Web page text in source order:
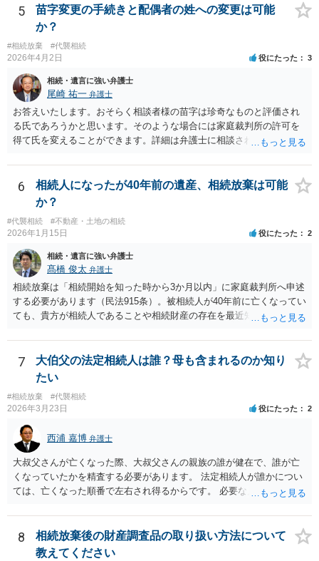
会申請者の本人確認資料のほか、被相続人の相続関係の戸籍謄本類や
債権の存在を示す証拠資料などが必要になります。裁判所ウェブサイ
トで案内されていることが多いので、管轄裁判所のホームページを確
認してみてください。
5
苗字変更の手続きと配偶者の姓への変更は可能
か？
#相続放棄 #代襲相続
2026年4月2日 役にたった 3
相続・遺言に強い弁護士
尾崎 祐一 弁護士
お答えいたします。おそらく相談者様の苗字は珍奇なものと評価され
る氏であろうかと思います。そのような場合には家庭裁判所の許可を
得て氏を変えることができます。詳細は弁護士に相談されるのが宜し
6
相続人になったが40年前の遺産、相続放棄は可能
か？
#代襲相続 #不動産・土地の相続
2026年1月15日 役にたった 2
相続・遺言に強い弁護士
髙橋 俊太 弁護士
相続放棄は「相続開始を知った時から3か月以内」に家庭裁判所へ申述
する必要があります（民法915条）。被相続人が40年前に亡くなってい
ても、貴方が相続人であることや相続財産の存在を最近知ったのであ
ります。最寄りの弁護士などにまずは相談した方がよいでしょう。
7
大伯父の法定相続人は誰？母も含まれるのか知り
たい
#相続放棄 #代襲相続
2026年3月23日 役にたった 2
西浦 嘉博 弁護士
大叔父さんが亡くなった際、大叔父さんの親族の誰が健在で、誰が亡
くなっていたかを精査する必要があります。 法定相続人が誰かについ
ては、亡くなった順番で左右され得るからです。 必要な戸籍謄本を揃
8
相続放棄後の財産調査品の取り扱い方法について
教えてください